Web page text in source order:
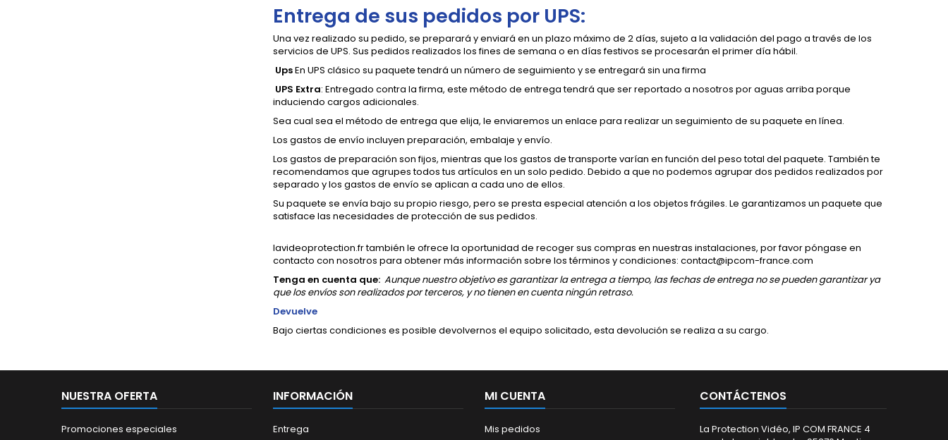
Entrega de sus pedidos por UPS:
Una vez realizado su pedido, se preparará y enviará en un plazo máximo de 2 días, sujeto a la validación del pago a través de los
servicios de UPS. Sus pedidos realizados los fines de semana o en días festivos se procesarán el primer día hábil.
UpsEn UPS clásico su paquete tendrá un número de seguimiento y se entregará sin una firma
UPS Extra: Entregado contra la firma, este método de entrega tendrá que ser reportado a nosotros por aguas arriba porque
induciendo cargos adicionales.
Sea cual sea el método de entrega que elija, le enviaremos un enlace para realizar un seguimiento de su paquete en línea.
Los gastos de envío incluyen preparación, embalaje y envío.
Los gastos de preparación son fijos, mientras que los gastos de transporte varían en función del peso total del paquete. También te
recomendamos que agrupes todos tus artículos en un solo pedido. Debido a que no podemos agrupar dos pedidos realizados por
separado y los gastos de envío se aplican a cada uno de ellos.
Su paquete se envía bajo su propio riesgo, pero se presta especial atención a los objetos frágiles. Le garantizamos un paquete que
satisface las necesidades de protección de sus pedidos.
lavideoprotection.fr también le ofrece la oportunidad de recoger sus compras en nuestras instalaciones, por favor póngase en
contacto con nosotros para obtener más información sobre los términos y condiciones: contact@ipcom-france.com
Tenga en cuenta que: Aunque nuestro objetivo es garantizar la entrega a tiempo, las fechas de entrega no se pueden garantizar ya
que los envíos son realizados por terceros, y no tienen en cuenta ningún retraso.
Devuelve
Bajo ciertas condiciones es posible devolvernos el equipo solicitado, esta devolución se realiza a su cargo.
NUESTRA OFERTA
Promociones especiales
INFORMACIÓN
Entrega
MI CUENTA
Mis pedidos
CONTÁCTENOS
La Protection Vidéo, IP COM FRANCE 4